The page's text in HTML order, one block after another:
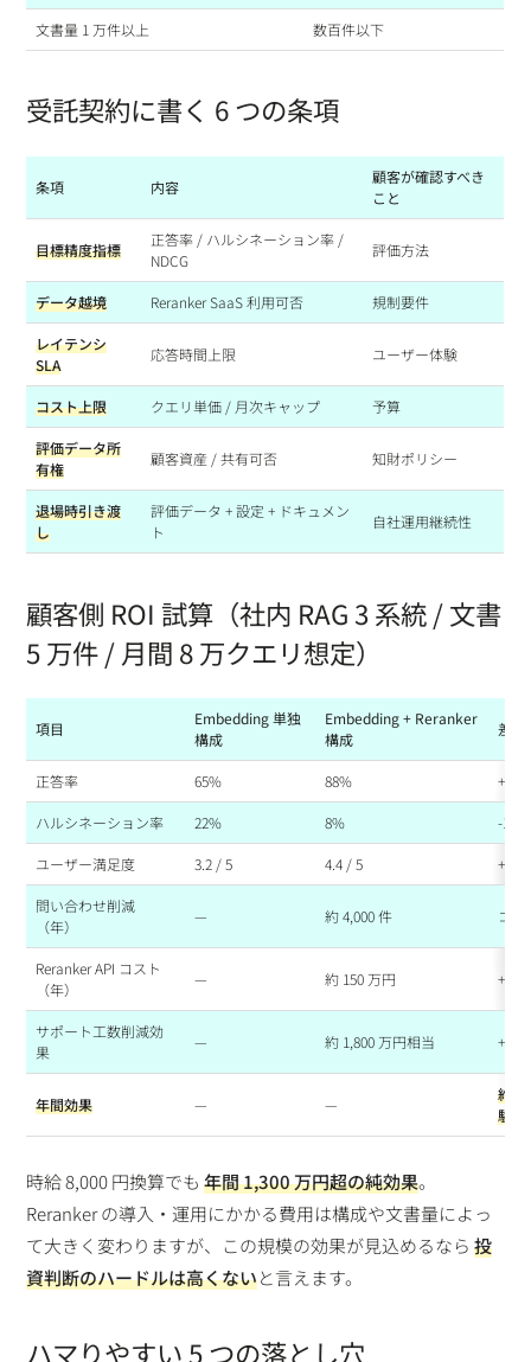
文書量 1 万件以上 数百件以下
受託契約に書く 6 つの条項
条項 内容
顧客が確認すべき
こと
目標精度指標
正答率 / ハルシネーション率 /
NDCG
評価方法
データ越境 Reranker SaaS 利用可否 規制要件
レイテンシ
SLA
応答時間上限 ユーザー体験
コスト上限 クエリ単価 / 月次キャップ 予算
評価データ所
有権
顧客資産 / 共有可否 知財ポリシー
退場時引き渡
し
評価データ + 設定 + ドキュメン
ト
自社運用継続性
顧客側 ROI 試算（社内 RAG 3 系統 / 文書
5 万件 / 月間 8 万クエリ想定）
項目
Embedding 単独
構成
Embedding + Reranker
構成
差分
正答率 65% 88%
ハルシネーション率 22% 8% -14pt
ユーザー満足度 3.2 / 5 4.4 / 5 +1.2
問い合わせ削減
（年）
— 約 4,000 件 コ
Reranker API コスト
（年）
— 約 150 万円 +
サポート工数削減効
果
— 約 1,800 万円相当 +
年間効果 — —
約
験向
時給 8,000 円換算でも年間 1,300 万円超の純効果。
Reranker の導入・運用にかかる費用は構成や文書量によっ
て大きく変わりますが、この規模の効果が見込めるなら投
資判断のハードルは高くないと言えます。
ハマりやすい 5 つの落とし穴